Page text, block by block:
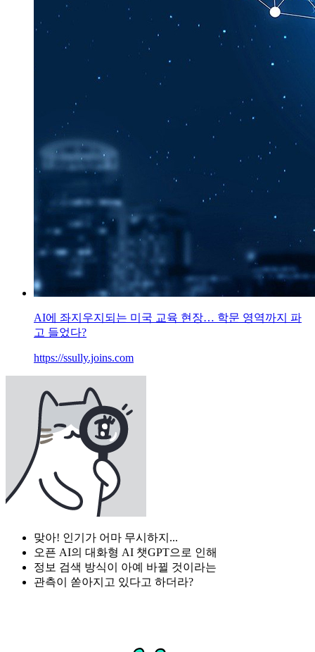
AI에 좌지우지되는 미국 교육 현장… 학문 영역까지 파
고 들었다?
https://ssully.joins.com
맞아! 인기가 어마 무시하지...
오픈 AI의 대화형 AI 챗GPT으로 인해
정보 검색 방식이 아예 바뀔 것이라는
관측이 쏟아지고 있다고 하더라?